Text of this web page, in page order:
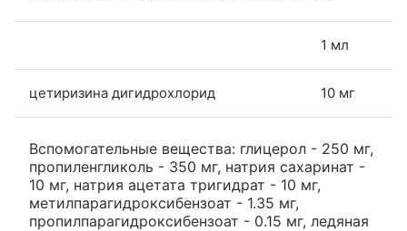
1 мл
цетиризина дигидрохлорид 10 мг
Вспомогательные вещества: глицерол - 250 мг,
пропиленгликоль - 350 мг, натрия сахаринат -
10 мг, натрия ацетата тригидрат - 10 мг,
метилпарагидроксибензоат - 1.35 мг,
пропилпарагидроксибензоат - 0.15 мг, ледяная